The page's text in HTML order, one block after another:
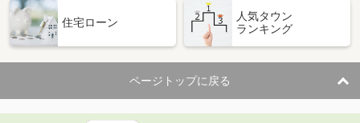
住宅ローン
人気タウン
ランキング
ページトップに戻る